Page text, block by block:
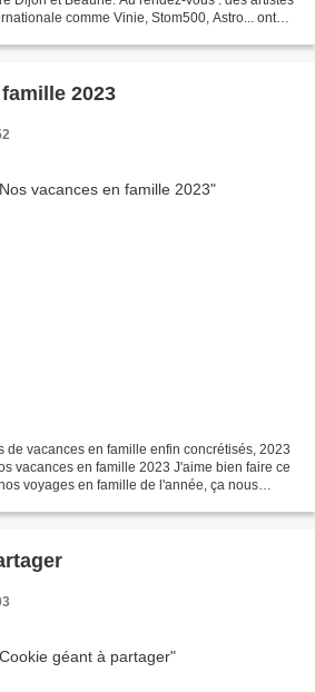
comme Vinie, Stom500, Astro... ont
2023
de vacances en famille enfin concrétisés, 2023
vacances en famille 2023 J'aime bien faire ce
voyages en famille de l'année, ça nous